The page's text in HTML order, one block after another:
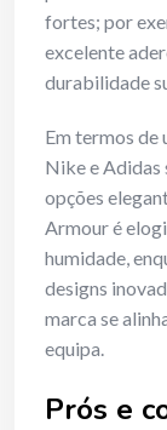
fortes; por
excelente
durabilidade
Em termos de
Nike e Adidas
opções
Armour é
humidade,
designs
marca se
equipa.
Prós e